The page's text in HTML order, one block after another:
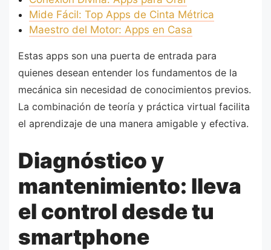
Mide Fácil: Top Apps de Cinta Métrica
Maestro del Motor: Apps en Casa
Estas apps son una puerta de entrada para
quienes desean entender los fundamentos de la
mecánica sin necesidad de conocimientos previos.
La combinación de teoría y práctica virtual facilita
el aprendizaje de una manera amigable y efectiva.
Diagnóstico y
mantenimiento: lleva
el control desde tu
smartphone